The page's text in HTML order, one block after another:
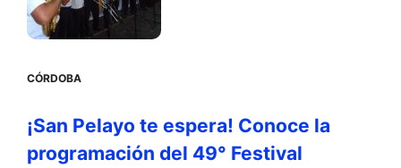
CÓRDOBA
¡San Pelayo te espera! Conoce la
programación del 49° Festival